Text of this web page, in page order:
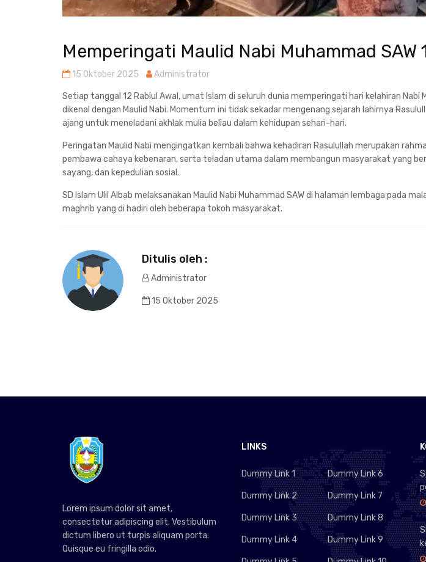
Memperingati Maulid Nabi Muhammad SAW
15 Oktober 2025 Administrator
Setiap tanggal 12 Rabiul Awal, umat Islam di seluruh dunia memperingati hari kelahiran Nabi
dikenal dengan Maulid Nabi. Momentum ini tidak sekadar mengenang sejarah lahirnya
ajang untuk meneladani akhlak mulia beliau dalam kehidupan sehari-hari.
Peringatan Maulid Nabi mengingatkan kembali bahwa kehadiran Rasulullah merupakan
pembawa cahaya kebenaran, serta teladan utama dalam membangun masyarakat yang
sayang, dan kepedulian sosial.
SD Islam Ulil Albab melaksanakan Maulid Nabi Muhammad SAW di halaman lembaga pada
maghrib yang di hadiri oleh beberapa tokoh masyarakat.
Ditulis oleh :
Administrator
15 Oktober 2025
Lorem ipsum dolor sit amet,
consectetur adipiscing elit. Vestibulum
dictum libero ut turpis aliquam porta.
Quisque eu fringilla odio.
LINKS
Dummy Link 1
Dummy Link 2
Dummy Link 3
Dummy Link 4
Dummy Link 6
Dummy Link 7
Dummy Link 8
Dummy Link 9